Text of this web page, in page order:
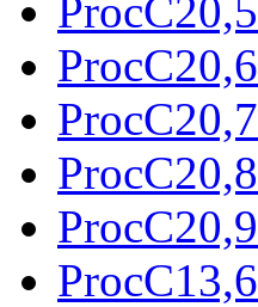
ProcC20,5
ProcC20,6
ProcC20,7
ProcC20,8
ProcC20,9
ProcC13,6